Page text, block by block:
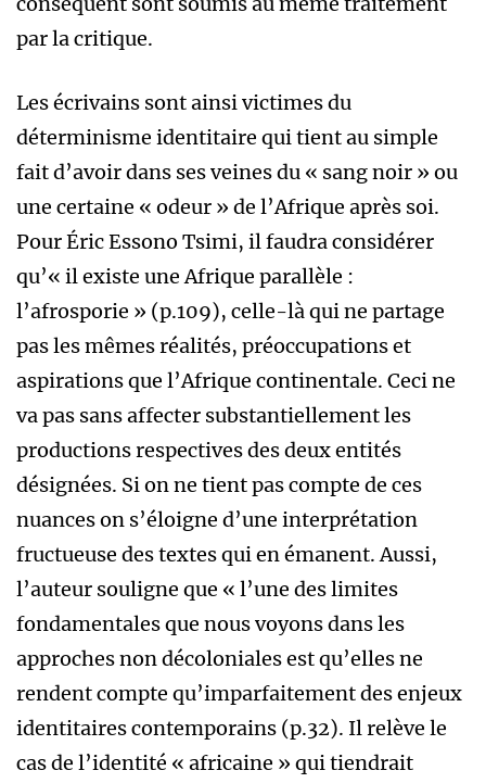
par la critique.
Les écrivains sont ainsi victimes du
déterminisme identitaire qui tient au simple
fait d’avoir dans ses veines du « sang noir » ou
une certaine « odeur » de l’Afrique après soi.
Pour Éric Essono Tsimi, il faudra considérer
qu’« il existe une Afrique parallèle :
l’afrosporie » (p.109), celle-là qui ne partage
pas les mêmes réalités, préoccupations et
aspirations que l’Afrique continentale. Ceci ne
va pas sans affecter substantiellement les
productions respectives des deux entités
désignées. Si on ne tient pas compte de ces
nuances on s’éloigne d’une interprétation
fructueuse des textes qui en émanent. Aussi,
l’auteur souligne que « l’une des limites
fondamentales que nous voyons dans les
approches non décoloniales est qu’elles ne
rendent compte qu’imparfaitement des enjeux
identitaires contemporains (p.32). Il relève le
cas de l’identité « africaine » qui tiendrait